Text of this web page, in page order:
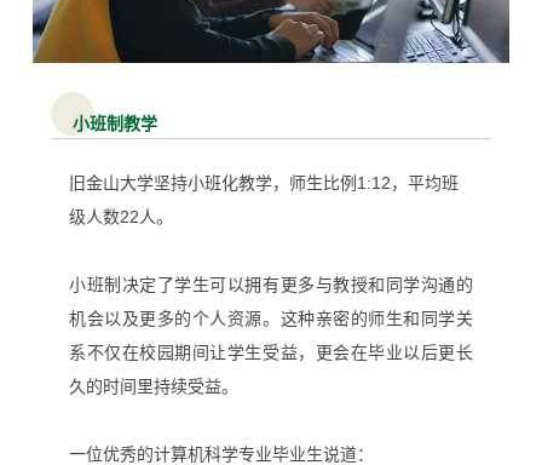
小班制教学
旧金山大学坚持小班化教学，师生比例1:12，平均班
级人数22人。
小班制决定了学生可以拥有更多与教授和同学沟通的
机会以及更多的个人资源。这种亲密的师生和同学关
系不仅在校园期间让学生受益，更会在毕业以后更长
久的时间里持续受益。
一位优秀的计算机科学专业毕业生说道：